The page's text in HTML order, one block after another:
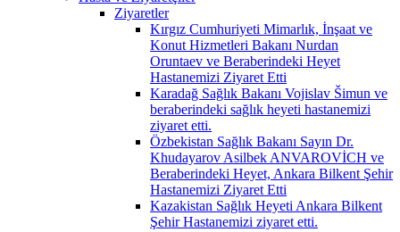
Ziyaretler
Kırgız Cumhuriyeti Mimarlık, İnşaat ve
Konut Hizmetleri Bakanı Nurdan
Oruntaev ve Beraberindeki Heyet
Hastanemizi Ziyaret Etti
Karadağ Sağlık Bakanı Vojislav Šimun ve
beraberindeki sağlık heyeti hastanemizi
ziyaret etti.
Özbekistan Sağlık Bakanı Sayın Dr.
Khudayarov Asilbek ANVAROVİCH ve
Beraberindeki Heyet, Ankara Bilkent Şehir
Hastanemizi Ziyaret Etti
Kazakistan Sağlık Heyeti Ankara Bilkent
Şehir Hastanemizi ziyaret etti.